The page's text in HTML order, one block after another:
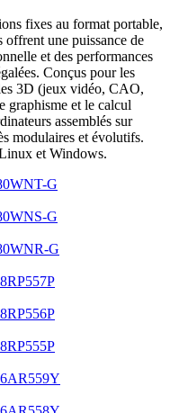
fixes au format portable,
offrent une puissance de
et des performances
Conçus pour les
3D (jeux vidéo, CAO,
graphisme et le calcul
assemblés sur
modulaires et évolutifs.
et Windows.
G
G
G